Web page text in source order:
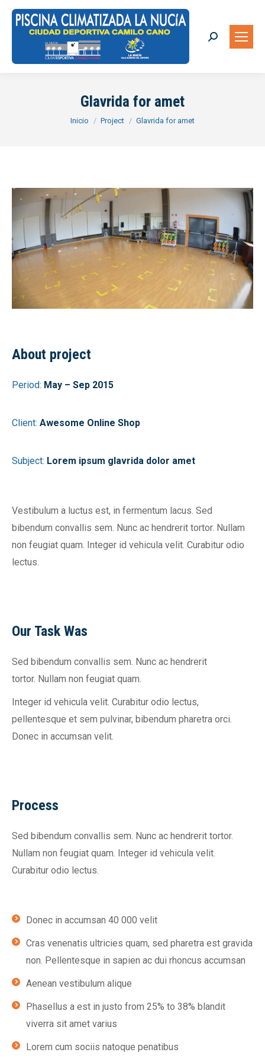
Buscar:
Glavrida for amet
Estás aquí:
Inicio Project Glavrida for amet
About project
Period: May – Sep 2015
Client: Awesome Online Shop
Subject: Lorem ipsum glavrida dolor amet
Vestibulum a luctus est, in fermentum lacus. Sed
bibendum convallis sem. Nunc ac hendrerit tortor. Nullam
non feugiat quam. Integer id vehicula velit. Curabitur odio
lectus.
Our Task Was
Sed bibendum convallis sem. Nunc ac hendrerit
tortor. Nullam non feugiat quam.
Integer id vehicula velit. Curabitur odio lectus,
pellentesque et sem pulvinar, bibendum pharetra orci.
Donec in accumsan velit.
Process
Sed bibendum convallis sem. Nunc ac hendrerit tortor.
Nullam non feugiat quam. Integer id vehicula velit.
Curabitur odio lectus.
Donec in accumsan 40 000 velit
Cras venenatis ultricies quam, sed pharetra est gravida
non. Pellentesque in sapien ac dui rhoncus accumsan
Aenean vestibulum alique
Phasellus a est in justo from 25% to 38% blandit
viverra sit amet varius
Lorem cum sociis natoque penatibus